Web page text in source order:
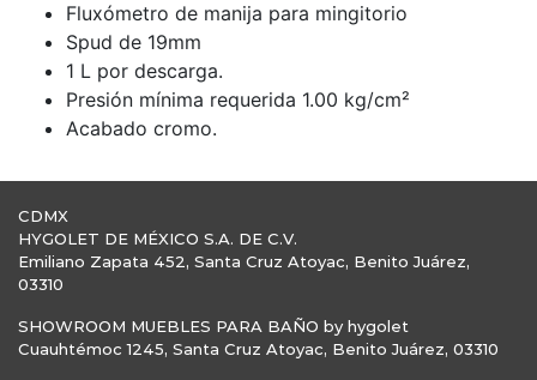
Fluxómetro de manija para mingitorio
Spud de 19mm
1 L por descarga.
Presión mínima requerida 1.00 kg/cm²
Acabado cromo.
CDMX
HYGOLET DE MÉXICO S.A. DE C.V.
Emiliano Zapata 452, Santa Cruz Atoyac, Benito Juárez,
03310
SHOWROOM MUEBLES PARA BAÑO by hygolet
Cuauhtémoc 1245, Santa Cruz Atoyac, Benito Juárez, 03310